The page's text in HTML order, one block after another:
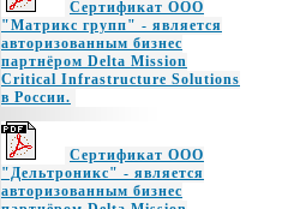
Сертификат ООО
"Матрикс групп" - является
авторизованным бизнес
партнёром Delta Mission
Critical Infrastructure Solutions
в России.
Сертификат ООО
"Дельтроникс" - является
авторизованным бизнес